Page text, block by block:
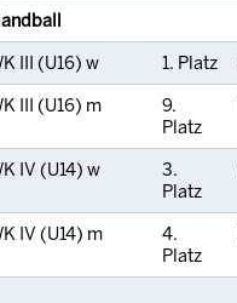
III (U16) w
1. Platz
III (U16) m
9.
Platz
IV (U14) w
3.
Platz
IV (U14) m
4.
Platz